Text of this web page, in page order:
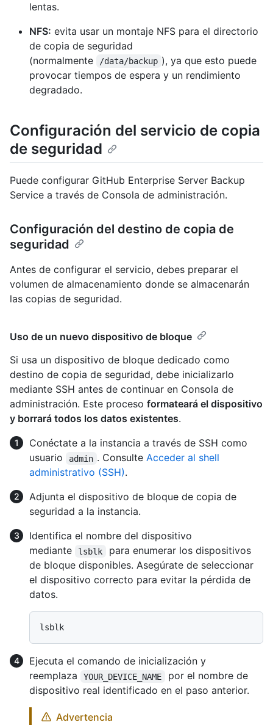
lentas.
NFS: evita usar un montaje NFS para el directorio
de copia de seguridad
(normalmente
/data/backup ), ya que esto puede
provocar tiempos de espera y un rendimiento
degradado.
Configuración del servicio de copia
de seguridad
Puede configurar GitHub Enterprise Server Backup
Service a través de Consola de administración.
Configuración del destino de copia de
seguridad
Antes de configurar el servicio, debes preparar el
volumen de almacenamiento donde se almacenarán
las copias de seguridad.
Uso de un nuevo dispositivo de bloque
Si usa un dispositivo de bloque dedicado como
destino de copia de seguridad, debe inicializarlo
mediante SSH antes de continuar en Consola de
administración. Este proceso formateará el dispositivo
y borrará todos los datos existentes.
Conéctate a la instancia a través de SSH como
usuario
admin . Consulte Acceder al shell
administrativo (SSH).
Adjunta el dispositivo de bloque de copia de
seguridad a la instancia.
Identifica el nombre del dispositivo
mediante
lsblk
para enumerar los dispositivos
de bloque disponibles. Asegúrate de seleccionar
el dispositivo correcto para evitar la pérdida de
datos.
Ejecuta el comando de inicialización y
reemplaza
YOUR_DEVICE_NAME
por el nombre de
dispositivo real identificado en el paso anterior.
Advertencia